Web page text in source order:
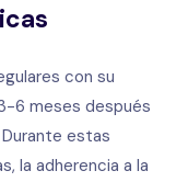
con su
6 meses después
estas
la adherencia a la